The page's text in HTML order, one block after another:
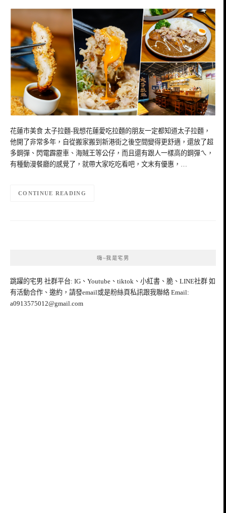
花蓮市美食 太子拉麵-我想花蓮愛吃拉麵的朋友一定都知道太子拉麵，
他開了非常多年，自從搬家搬到新港街之後空間變得更舒適，還放了超
多鋼彈、閃電霹靂車、海賊王等公仔，而且還有跟人一樣高的鋼彈ㄟ，
有種動漫餐廳的感覺了，就帶大家吃吃看吧，文末有優惠，…
CONTINUE READING
嗨~我是宅男
跳躍的宅男 社群平台: IG、Youtube、tiktok、小紅書、脆、LINE社群 如
有活動合作、邀約，請發email或是粉絲頁私訊跟我聯絡 Email:
a0913575012@gmail.com